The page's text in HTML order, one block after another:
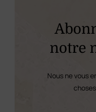
notre
Nous ne vous